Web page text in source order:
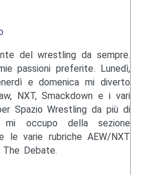
del wrestling da sempre.
passioni preferite. Lunedì,
e domenica mi diverto
NXT, Smackdown e i vari
Spazio Wrestling da più di
occupo della sezione
le varie rubriche AEW/NXT
Debate.